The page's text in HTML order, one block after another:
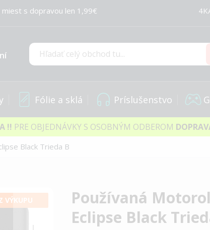
s dopravou len 1,99€
Hľadať
Fólie a sklá Príslušenstvo
!! PRE OBJEDNÁVKY S OSOBNÝM ODBEROM
Black Trieda B
Používaná
Eclipse Black
VÝKUPU